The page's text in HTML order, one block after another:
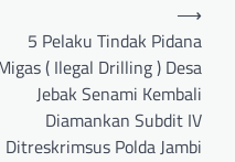
5 Pelaku Tindak Pidana
( Ilegal Drilling ) Desa
Jebak Senami Kembali
Diamankan Subdit IV
Ditreskrimsus Polda Jambi
⟶